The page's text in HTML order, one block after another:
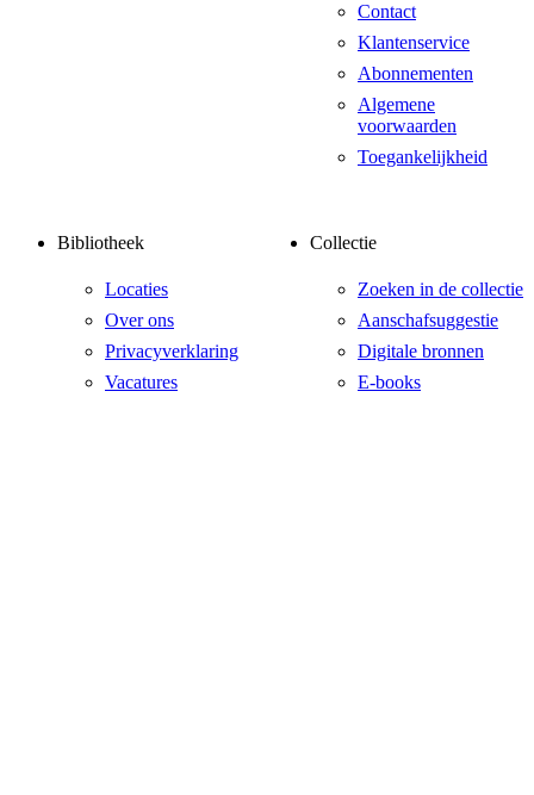
Contact
Klantenservice
Abonnementen
Algemene
voorwaarden
Toegankelijkheid
Bibliotheek
Locaties
Over ons
Privacyverklaring
Vacatures
Collectie
Zoeken in de collectie
Aanschafsuggestie
Digitale bronnen
E-books